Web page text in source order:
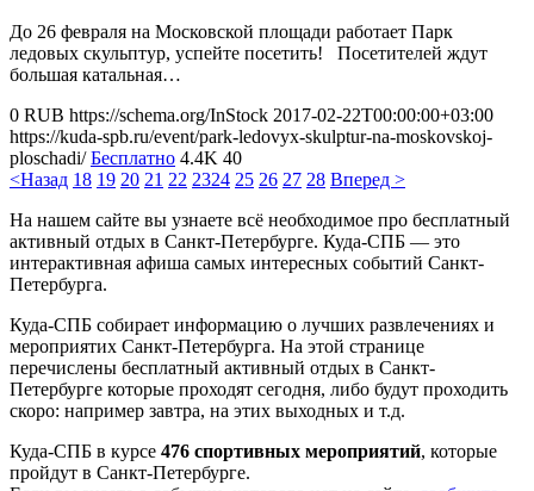
До 26 февраля на Московской площади работает Парк
ледовых скульптур, успейте посетить! Посетителей ждут
большая катальная…
0 RUB https://schema.org/InStock 2017-02-22T00:00:00+03:00
https://kuda-spb.ru/event/park-ledovyx-skulptur-na-moskovskoj-
ploschadi/ Бесплатно 4.4K 40
<Назад 18 19 20 21 22 2324 25 26 27 28 Вперед >
На нашем сайте вы узнаете всё необходимое про бесплатный
активный отдых в Санкт-Петербурге. Куда-СПБ — это
интерактивная афиша самых интересных событий Санкт-
Петербурга.
Куда-СПБ собирает информацию о лучших развлечениях и
мероприятих Санкт-Петербурга. На этой странице
перечислены бесплатный активный отдых в Санкт-
Петербурге которые проходят сегодня, либо будут проходить
скоро: например завтра, на этих выходных и т.д.
Куда-СПБ в курсе 476 спортивных мероприятий, которые
пройдут в Санкт-Петербурге.